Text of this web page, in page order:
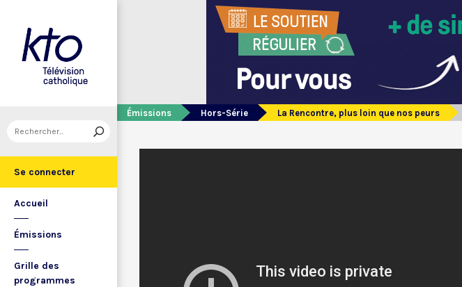
Se connecter
Accueil
Émissions
Grille des
programmes
Émissions Hors-Série La Rencontre, plus loin que nos peurs